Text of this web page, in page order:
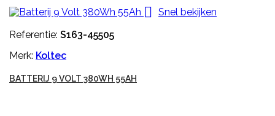

Snel bekijken
Referentie: S163-45505
Merk: Koltec
BATTERIJ 9 VOLT 380WH 55AH